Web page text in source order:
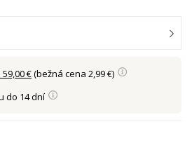
€(bežná cena 2,99 €)
do 14 dní